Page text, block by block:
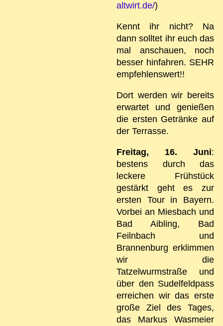
altwirt.de/)
Kennt ihr nicht? Na
dann solltet ihr euch das
mal anschauen, noch
besser hinfahren. SEHR
empfehlenswert!!
Dort werden wir bereits
erwartet und genießen
die ersten Getränke auf
der Terrasse.
Freitag, 16. Juni:
bestens durch das
leckere Frühstück
gestärkt geht es zur
ersten Tour in Bayern.
Vorbei an Miesbach und
Bad Aibling, Bad
Feilnbach und
Brannenburg erklimmen
wir die
Tatzelwurmstraße und
über den Sudelfeldpass
erreichen wir das erste
große Ziel des Tages,
das Markus Wasmeier